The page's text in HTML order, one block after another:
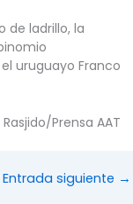
de ladrillo, la
uruguayo Franco
Prensa AAT
Entrada siguiente →